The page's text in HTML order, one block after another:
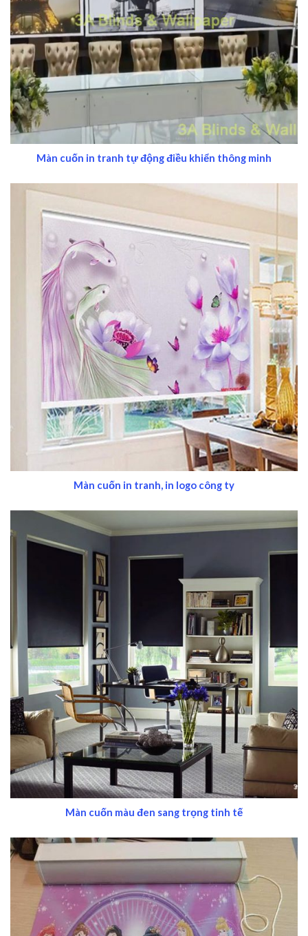
Màn cuốn in tranh tự động điều khiển thông minh
Màn cuốn in tranh, in logo công ty
Màn cuốn màu đen sang trọng tinh tế